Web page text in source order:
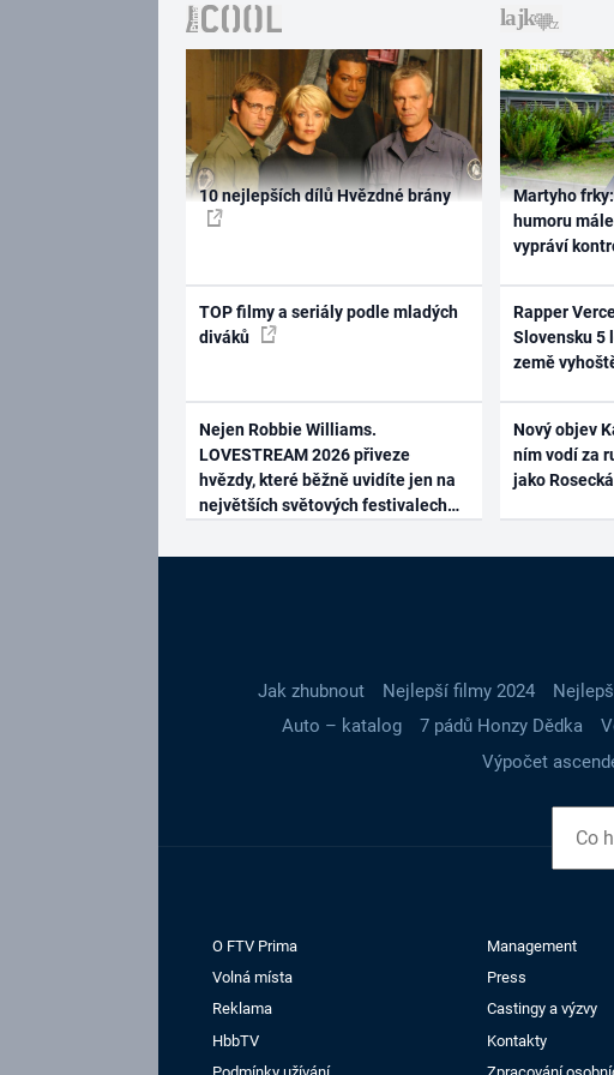
10 nejlepších dílů Hvězdné brány
TOP filmy a seriály podle mladých
diváků
Nejen Robbie Williams.
LOVESTREAM 2026 přiveze
hvězdy, které běžně uvidíte jen na
největších světových festivalech
Martyho
humoru
vypráví
Rapper
Slovensku 5
země
Nový objev
ním vodí za
jako Rosecká
Jak zhubnout Nejlepší filmy 2024
Auto – katalog
7 pádů Honzy Dědka
Výpočet
O FTV Prima
Management
Volná místa
Press
Reklama
Castingy a výzvy
HbbTV
Kontakty